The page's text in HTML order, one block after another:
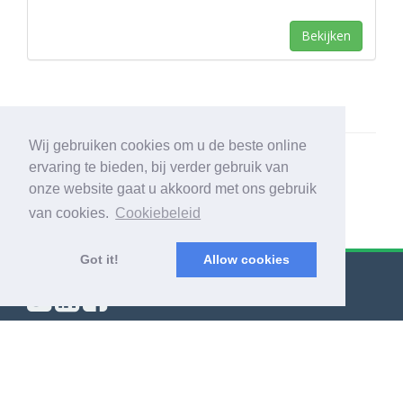
Wij gebruiken cookies om u de beste online
ervaring te bieden, bij verder gebruik van
onze website gaat u akkoord met ons gebruik
van cookies. Cookiebeleid
Got it! Allow cookies
Bekijken
© Export Worldwide 2026